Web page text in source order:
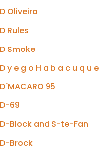
D Oliveira
D Rules
D Smoke
D y e g o H a b a c u q u e
D´MACARO 95
D-69
D-Block and S-te-Fan
D-Brock